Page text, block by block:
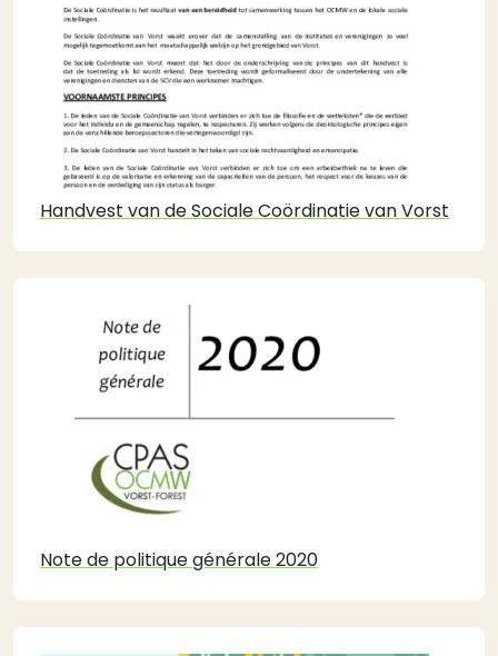
Handvest van de Sociale Coördinatie van Vorst
Note de politique générale 2020